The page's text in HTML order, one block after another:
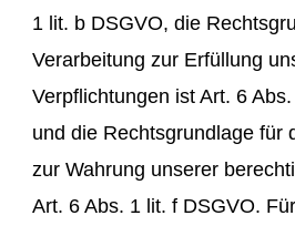
1 lit. b DSGVO, die
Verarbeitung zur Erfüllung
Verpflichtungen ist Art. 6
und die Rechtsgrundlage für
zur Wahrung unserer
Art. 6 Abs. 1 lit. f DSGVO.